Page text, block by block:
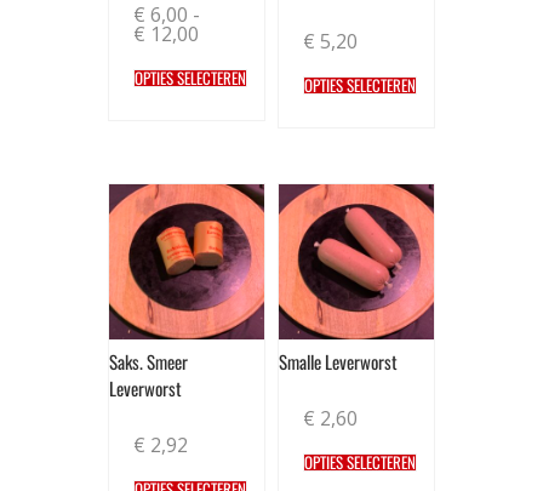
€ 6,00 -
€ 12,00
OPTIES SELECTEREN
€ 5,20
OPTIES SELECTEREN
Saks. Smeer
Leverworst
€ 2,92
Smalle Leverworst
€ 2,60
OPTIES SELECTEREN